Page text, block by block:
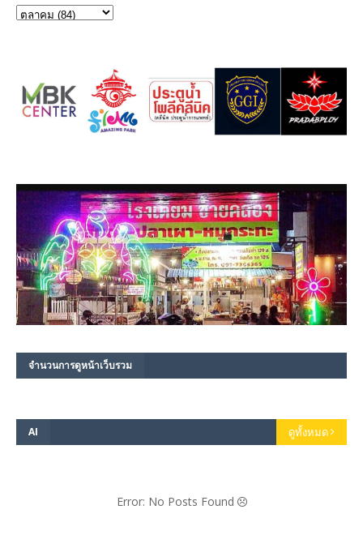
จำนวนการดูหน้าเว็บรวม
AI ดูทั้งหมด
Error: No Posts Found